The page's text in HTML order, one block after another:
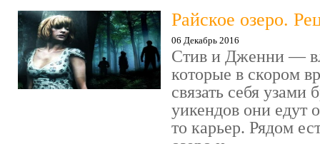
Райское озеро.
06 Декабрь 2016
Стив и Дженни —
которые в скором
связать себя узами
уикендов они едут
то карьер. Рядом